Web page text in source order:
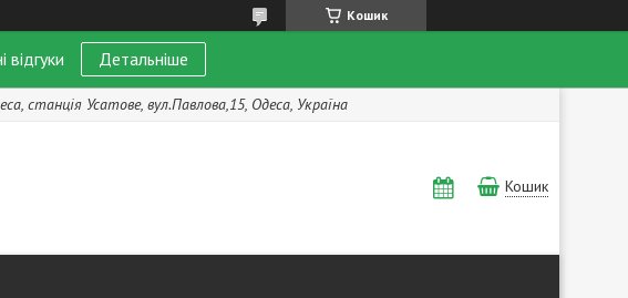
Кошик
Детальніше
станція Усатове, вул.Павлова,15, Одеса, Україна
Кошик